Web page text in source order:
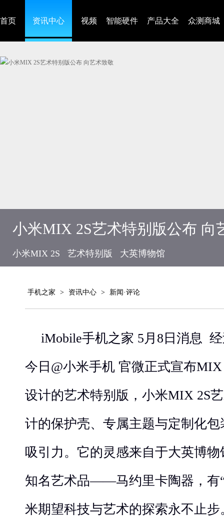
首页 资讯中心 视频 智能硬件 产品大全 众测商城
小米MIX 2S艺术特别版公布 向
小米MIX 2S 艺术特别版 大英博物馆
手机之家 > 资讯中心 > 新闻·评论
iMobile手机之家 5月8日消息
今日@小米手机 官微正式宣布
设计的艺术特别版，小米MIX 2S
计的保护壳、专属主题与定制化
吸引力。它的灵感来自于大英博
知名艺术品——马约里卡陶器，有
米期望科技与艺术的探索永不止步